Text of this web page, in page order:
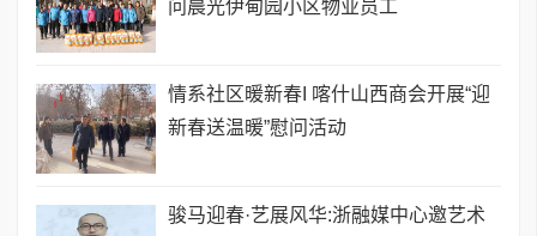
问晨光伊甸园小区物业员工
情系社区暖新春I 喀什山西商会开展“迎
新春送温暖”慰问活动
骏马迎春·艺展风华:浙融媒中心邀艺术